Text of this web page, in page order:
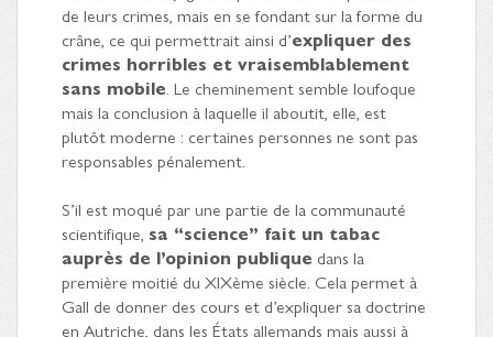
de leurs crimes, mais en se fondant sur la forme du
crâne, ce qui permettrait ainsi d’expliquer des
crimes horribles et vraisemblablement
sans mobile. Le cheminement semble loufoque
mais la conclusion à laquelle il aboutit, elle, est
plutôt moderne : certaines personnes ne sont pas
responsables pénalement.
S’il est moqué par une partie de la communauté
scientifique, sa “science” fait un tabac
auprès de l’opinion publique dans la
première moitié du XIXème siècle. Cela permet à
Gall de donner des cours et d’expliquer sa doctrine
en Autriche, dans les États allemands mais aussi à